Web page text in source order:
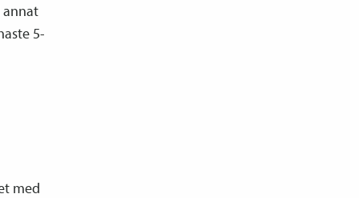
annat
5-
med